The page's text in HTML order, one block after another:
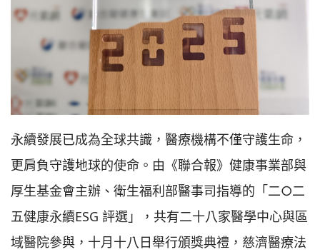
永續發展已成為全球共識，醫療機構不僅守護生命，
更肩負守護地球的使命。由《聯合報》健康事業部與
厚生基金會主辦、衛生福利部醫事司指導的「二○二
五健康永續ESG 評選」，共有二十八家醫學中心與區
域醫院參與，十月十八日舉行頒獎典禮，慈濟醫療法